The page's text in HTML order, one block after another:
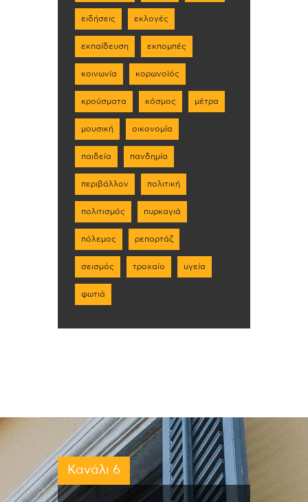
ειδήσεις εκλογές
εκπαίδευση εκπομπές
κοινωνία κορωνοϊός
κρούσματα κόσμος μέτρα
μουσική οικονομία
παιδεία πανδημία
περιβάλλον πολιτική
πολιτισμός πυρκαγιά
πόλεμος ρεπορτάζ
σεισμός τροχαίο υγεία
φωτιά
Κανάλι 6